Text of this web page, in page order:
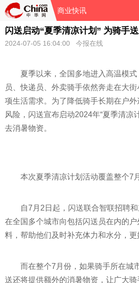
商业快讯
闪送启动“夏季清凉计划” 为骑手
2024-07-05 16:04:00 今报在线
夏季以来，全国多地进入高温模
员、快递员、外卖骑手依然奔走在大
项生活需求。为了降低骑手长期在户
风险，闪送宣布启动2024年“夏季清凉
去消暑物资。
本次夏季清凉计划活动覆盖整个7月
自7月2日起，闪送联合智联招聘
在全国多个城市向包括闪送员在内的
料，帮助他们及时补充体力和水分，更
而在整个7月份，如果骑手所在城
送还将提供额外的消暑物资，让广大骑